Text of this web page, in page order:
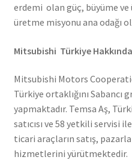
erdemi olan güç, büyüme
üretme misyonu ana odağı
Mitsubishi Türkiye Hakkında
Mitsubishi Motors
Türkiye ortaklığını Sabancı
yapmaktadır. Temsa Aş,
satıcısı ve 58 yetkili servisi
ticari araçların satış,
hizmetlerini yürütmektedir.